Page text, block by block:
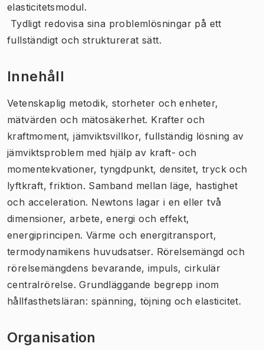
elasticitetsmodul.
 Tydligt redovisa sina problemlösningar på ett
fullständigt och strukturerat sätt.
Innehåll
Vetenskaplig metodik, storheter och enheter,
mätvärden och mätosäkerhet. Krafter och
kraftmoment, jämviktsvillkor, fullständig lösning av
jämviktsproblem med hjälp av kraft- och
momentekvationer, tyngdpunkt, densitet, tryck och
lyftkraft, friktion. Samband mellan läge, hastighet
och acceleration. Newtons lagar i en eller två
dimensioner, arbete, energi och effekt,
energiprincipen. Värme och energitransport,
termodynamikens huvudsatser. Rörelsemängd och
rörelsemängdens bevarande, impuls, cirkulär
centralrörelse. Grundläggande begrepp inom
hållfasthetsläran: spänning, töjning och elasticitet.
Organisation